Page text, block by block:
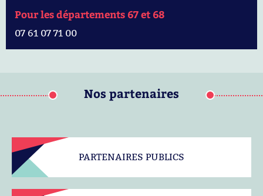
Pour les départements 67 et 68
07 61 07 71 00
Nos partenaires
PARTENAIRES PUBLICS